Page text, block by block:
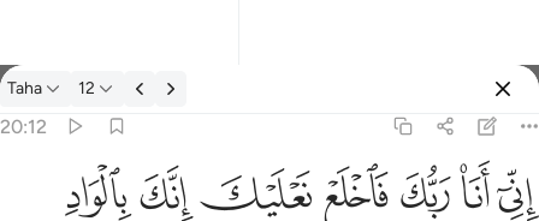
Tafsir: Taha 20:12
Taha 12
20:12
اني انا ربك فاخلع نعليك انك بالواد المقدس طوى ١٢
إِنِّىٓ أَنَا۠ رَبُّكَ فَٱخْلَعْ نَعْلَيْكَ ۖ إِنَّكَ بِٱلْوَادِ ٱلْمُقَدَّسِ طُوًۭى ١٢
ﲺﲻﲼﲽﲾﲿﳀ